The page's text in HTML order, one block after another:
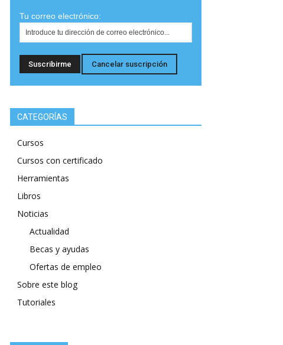
Tu correo electrónico:
CATEGORÍAS
Cursos
Cursos con certificado
Herramientas
Libros
Noticias
Actualidad
Becas y ayudas
Ofertas de empleo
Sobre este blog
Tutoriales